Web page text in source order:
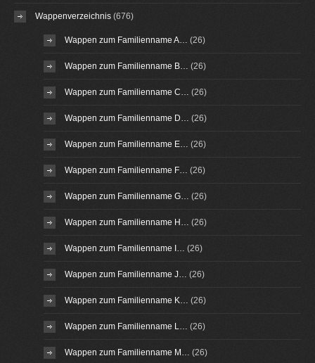
Wappenverzeichnis (676)
Wappen zum Familienname A… (26)
Wappen zum Familienname B… (26)
Wappen zum Familienname C… (26)
Wappen zum Familienname D… (26)
Wappen zum Familienname E… (26)
Wappen zum Familienname F… (26)
Wappen zum Familienname G… (26)
Wappen zum Familienname H… (26)
Wappen zum Familienname I… (26)
Wappen zum Familienname J… (26)
Wappen zum Familienname K… (26)
Wappen zum Familienname L… (26)
Wappen zum Familienname M… (26)